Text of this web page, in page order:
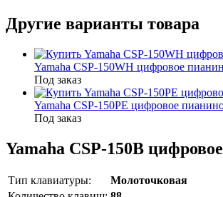
Другие варианты товара
Yamaha CSP-150WH цифровое
Под заказ
Yamaha CSP-150PE цифровое
Под заказ
Yamaha CSP-150B
Тип клавиатуры:
Молоточковая